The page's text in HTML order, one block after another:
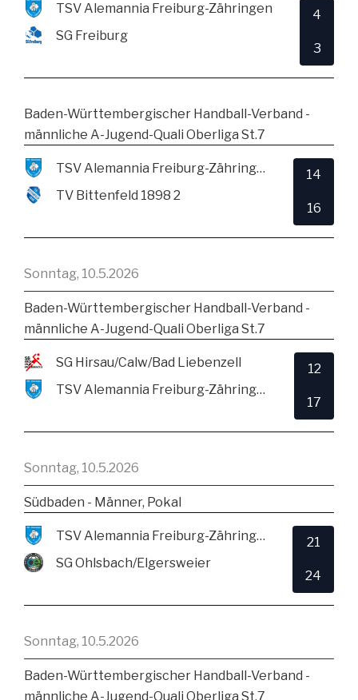
TSV Alemannia Freiburg-Zähringen
SG Freiburg
4
3
Baden-Württembergischer Handball-Verband -
männliche A-Jugend-Quali Oberliga St.7
TSV Alemannia Freiburg-Zähringen
TV Bittenfeld 1898 2
14
16
Sonntag, 10.5.2026
Baden-Württembergischer Handball-Verband -
männliche A-Jugend-Quali Oberliga St.7
SG Hirsau/Calw/Bad Liebenzell
TSV Alemannia Freiburg-Zähringen
12
17
Sonntag, 10.5.2026
Südbaden - Männer, Pokal
TSV Alemannia Freiburg-Zähringen
SG Ohlsbach/Elgersweier
21
24
Sonntag, 10.5.2026
Baden-Württembergischer Handball-Verband -
männliche A-Jugend-Quali Oberliga St.7